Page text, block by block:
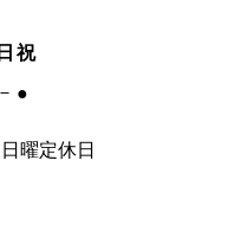
日 祝
－ ●
曜定休日